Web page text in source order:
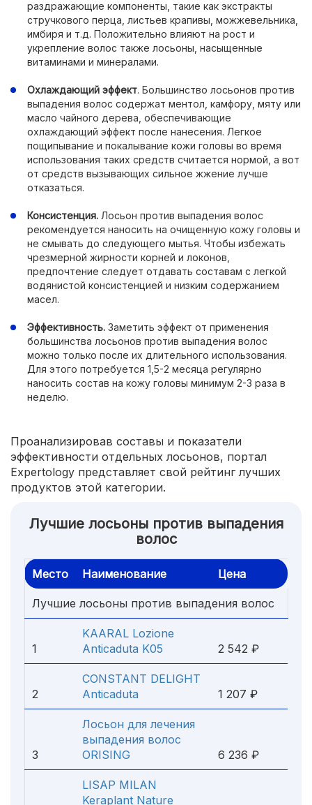
раздражающие компоненты, такие как экстракты
стручкового перца, листьев крапивы, можжевельника,
имбиря и т.д. Положительно влияют на рост и
укрепление волос также лосьоны, насыщенные
витаминами и минералами.
Охлаждающий эффект. Большинство лосьонов против
выпадения волос содержат ментол, камфору, мяту или
масло чайного дерева, обеспечивающие
охлаждающий эффект после нанесения. Легкое
пощипывание и покалывание кожи головы во время
использования таких средств считается нормой, а вот
от средств вызывающих сильное жжение лучше
отказаться.
Консистенция. Лосьон против выпадения волос
рекомендуется наносить на очищенную кожу головы и
не смывать до следующего мытья. Чтобы избежать
чрезмерной жирности корней и локонов,
предпочтение следует отдавать составам с легкой
водянистой консистенцией и низким содержанием
масел.
Эффективность. Заметить эффект от применения
большинства лосьонов против выпадения волос
можно только после их длительного использования.
Для этого потребуется 1,5-2 месяца регулярно
наносить состав на кожу головы минимум 2-3 раза в
неделю.
Проанализировав составы и показатели
эффективности отдельных лосьонов, портал
Expertology представляет свой рейтинг лучших
продуктов этой категории.
Лучшие лосьоны против выпадения
волос
Место Наименование Цена
Лучшие лосьоны против выпадения волос
1
KAARAL Lozione
Anticaduta K05
2 542 ₽
2
CONSTANT DELIGHT
Anticaduta
1 207 ₽
3
Лосьон для лечения
выпадения волос
ORISING
6 236 ₽
LISAP MILAN
Keraplant Nature